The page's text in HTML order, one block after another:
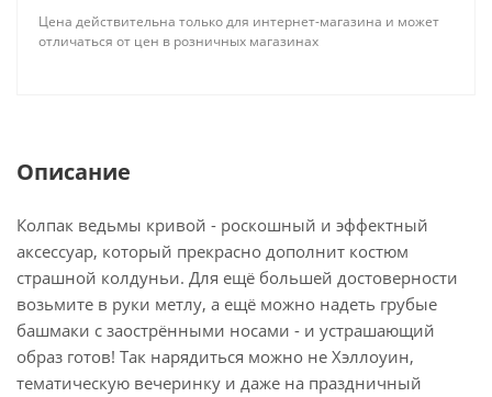
Цена действительна только для интернет-магазина и может
отличаться от цен в розничных магазинах
Описание
Колпак ведьмы кривой - роскошный и эффектный
аксессуар, который прекрасно дополнит костюм
страшной колдуньи. Для ещё большей достоверности
возьмите в руки метлу, а ещё можно надеть грубые
башмаки с заострёнными носами - и устрашающий
образ готов! Так нарядиться можно не Хэллоуин,
тематическую вечеринку и даже на праздничный